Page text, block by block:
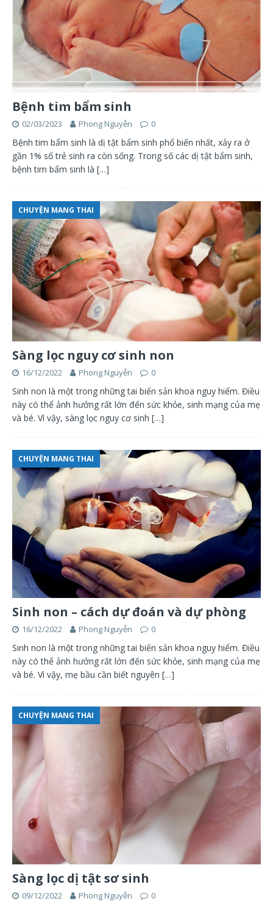
Bệnh tim bẩm sinh
02/03/2023 Phong Nguyễn 0
Bệnh tim bẩm sinh là dị tật bẩm sinh phổ biến nhất, xảy ra ở
gần 1% số trẻ sinh ra còn sống. Trong số các dị tật bẩm sinh,
bệnh tim bẩm sinh là […]
CHUYỆN MANG THAI
Sàng lọc nguy cơ sinh non
16/12/2022 Phong Nguyễn 0
Sinh non là một trong những tai biến sản khoa nguy hiểm. Điều
này có thể ảnh hưởng rất lớn đến sức khỏe, sinh mạng của mẹ
và bé. Vì vậy, sàng lọc nguy cơ sinh […]
CHUYỆN MANG THAI
Sinh non – cách dự đoán và dự phòng
16/12/2022 Phong Nguyễn 0
Sinh non là một trong những tai biến sản khoa nguy hiểm. Điều
này có thể ảnh hưởng rất lớn đến sức khỏe, sinh mạng của mẹ
và bé. Vì vậy, mẹ bầu cần biết nguyên […]
CHUYỆN MANG THAI
Sàng lọc dị tật sơ sinh
09/12/2022 Phong Nguyễn 0